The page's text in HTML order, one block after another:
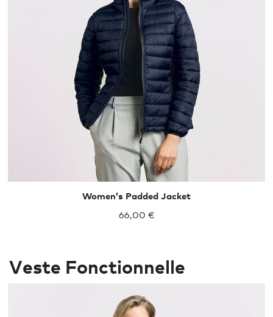
Women’s Padded Jacket
66,00 €
Veste Fonctionnelle